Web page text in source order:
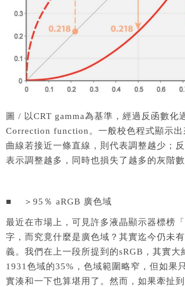
圖 / 以CRT gamma為基準，經過反函數化
Correction function。一般校色程式顯示出
曲線若接近一條直線，則代表調整越少；
表示調整越多，同時也損失了越多的灰階數
■ ＞95％ aRGB 廣色域
最近在市場上，可見許多液晶顯示器標榜
字，而究竟什麼是廣色域？其實迄今仍未
義。我們在上一段所提到的sRGB，其實大
1931色域的35%，色域範圍略窄，但如果
實湊和一下也算堪用了。然而，如果牽扯到